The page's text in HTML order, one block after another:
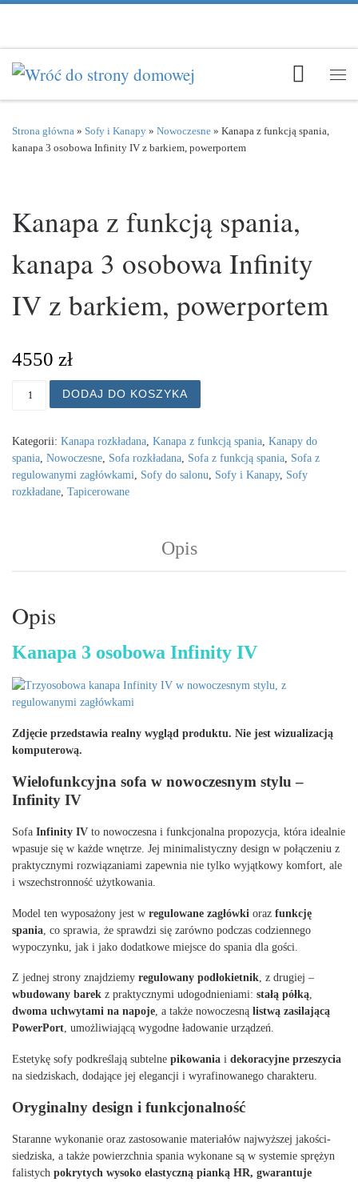
Strona główna » Sofy i Kanapy » Nowoczesne » Kanapa z funkcją spania,
kanapa 3 osobowa Infinity IV z barkiem, powerportem
Kanapa z funkcją spania,
kanapa 3 osobowa Infinity
IV z barkiem, powerportem
4550 zł
ilość Kanapa z funkcją spania, kanapa 3 osobowa
DODAJ DO KOSZYKA
Kategorii: Kanapa rozkładana, Kanapa z funkcją spania, Kanapy do
spania, Nowoczesne, Sofa rozkładana, Sofa z funkcją spania, Sofa z
regulowanymi zagłówkami, Sofy do salonu, Sofy i Kanapy, Sofy
rozkładane, Tapicerowane
Opis
Opis
Kanapa 3 osobowa Infinity IV
Zdjęcie przedstawia realny wygląd produktu. Nie jest wizualizacją
komputerową.
Wielofunkcyjna sofa w nowoczesnym stylu –
Infinity IV
Sofa Infinity IV to nowoczesna i funkcjonalna propozycja, która idealnie
wpasuje się w każde wnętrze. Jej minimalistyczny design w połączeniu z
praktycznymi rozwiązaniami zapewnia nie tylko wyjątkowy komfort, ale
i wszechstronność użytkowania.
Model ten wyposażony jest w regulowane zagłówki oraz funkcję
spania , co sprawia, że sprawdzi się zarówno podczas codziennego
wypoczynku, jak i jako dodatkowe miejsce do spania dla gości.
Z jednej strony znajdziemy regulowany podłokietnik, z drugiej –
wbudowany barek z praktycznymi udogodnieniami: stałą półką,
dwoma uchwytami na napoje, a także nowoczesną listwą zasilającą
PowerPort, umożliwiającą wygodne ładowanie urządzeń.
Estetykę sofy podkreślają subtelne pikowania i dekoracyjne przeszycia
na siedziskach, dodające jej elegancji i wyrafinowanego charakteru.
Oryginalny design i funkcjonalność
Staranne wykonanie oraz zastosowanie materiałów najwyższej jakości-
siedziska, a także powierzchnia spania wykonane są w systemie sprężyn
falistych pokrytych wysoko elastyczną pianką HR, gwarantuje